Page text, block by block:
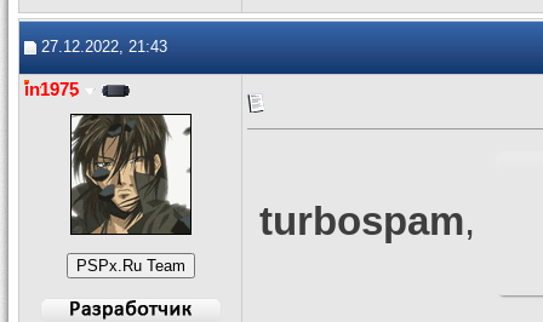
27.12.2022, 21:43
in1975
turbospam,